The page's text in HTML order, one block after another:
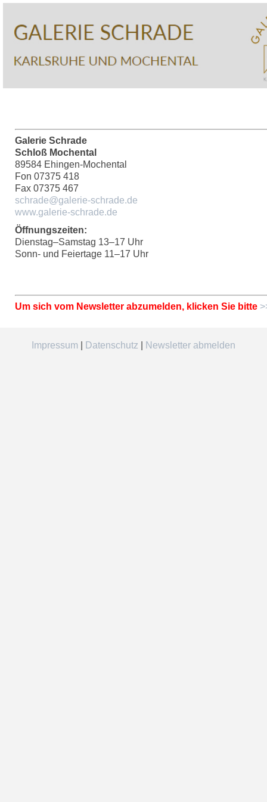
Galerie Schrade
Schloß Mochental
89584 Ehingen-Mochental
Fon 07375 418
Fax 07375 467
schrade@galerie-schrade.de
www.galerie-schrade.de
Öffnungszeiten:
Dienstag–Samstag 13–17 Uhr
Sonn- und Feiertage 11–17 Uhr
Um sich vom Newsletter abzumelden, klicken Sie bitte
Impressum Datenschutz Newsletter abmelden